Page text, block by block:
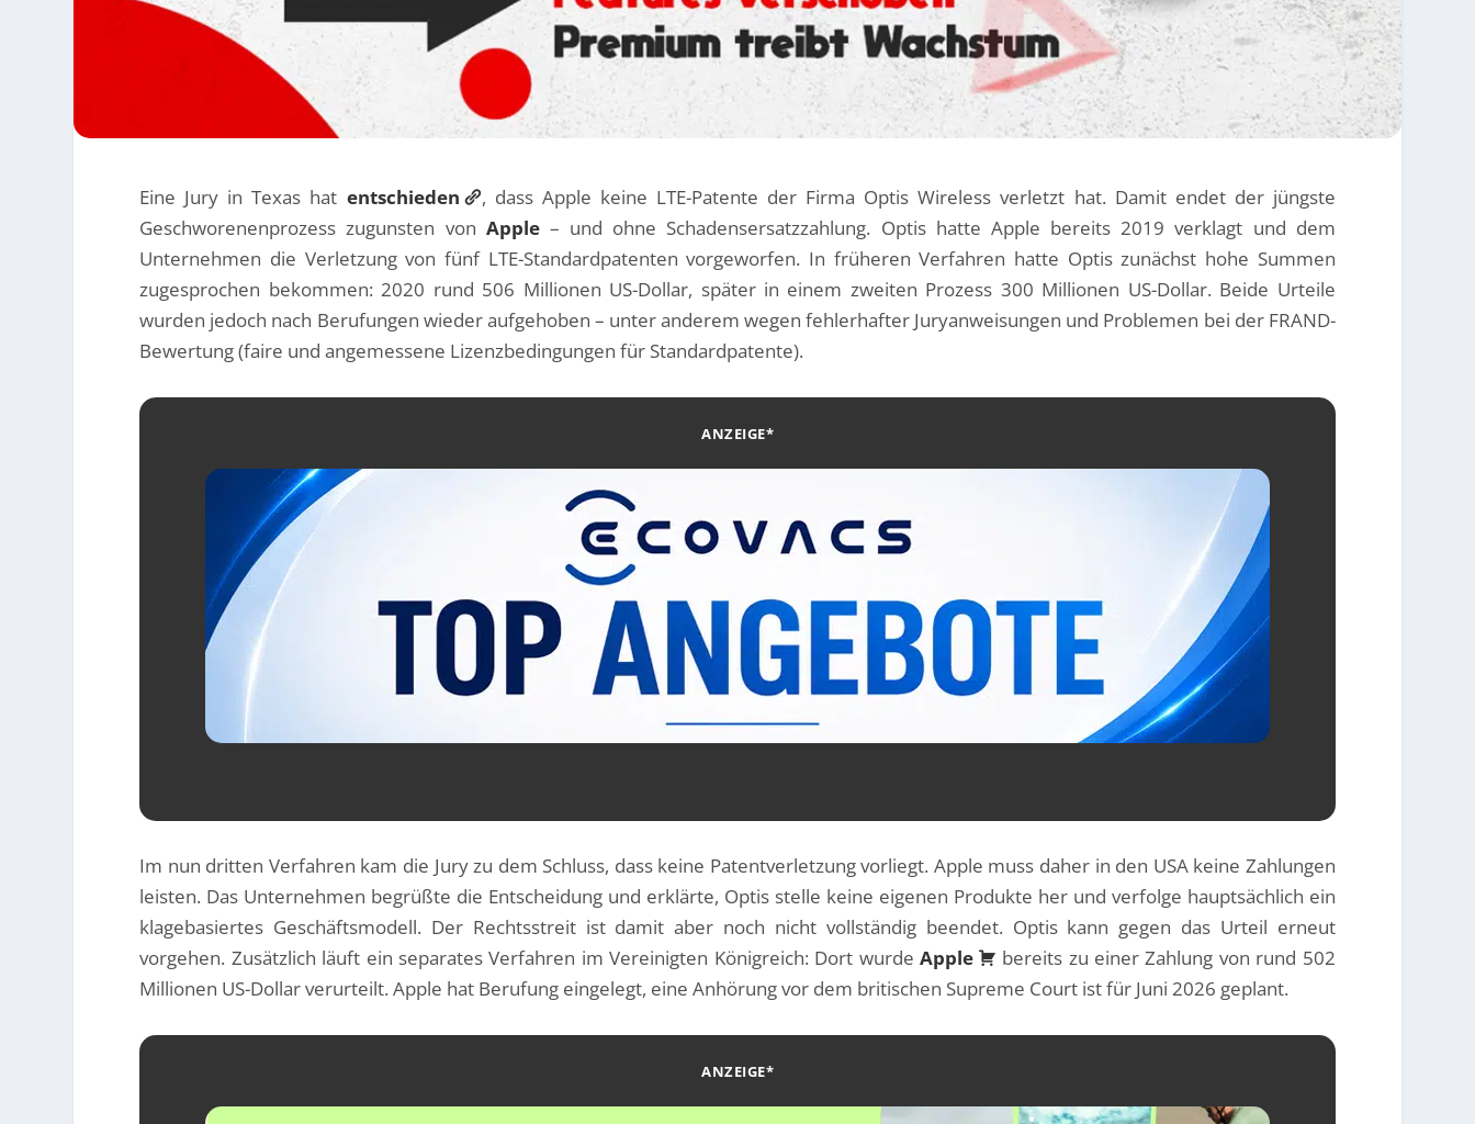
Eine Jury in Texas hat entschieden
, dass Apple keine LTE-Patente der Firma Optis Wireless verletzt hat. Damit endet der jüngste
Geschworenenprozess zugunsten von Apple– und ohne Schadensersatzzahlung. Optis hatte Apple bereits 2019 verklagt und dem
Unternehmen die Verletzung von fünf LTE-Standardpatenten vorgeworfen. In früheren Verfahren hatte Optis zunächst hohe Summen
zugesprochen bekommen: 2020 rund 506 Millionen US-Dollar, später in einem zweiten Prozess 300 Millionen US-Dollar. Beide Urteile
wurden jedoch nach Berufungen wieder aufgehoben – unter anderem wegen fehlerhafter Juryanweisungen und Problemen bei der FRAND-
Bewertung (faire und angemessene Lizenzbedingungen für Standardpatente).
ANZEIGE*
Im nun dritten Verfahren kam die Jury zu dem Schluss, dass keine Patentverletzung vorliegt. Apple muss daher in den USA keine Zahlungen
leisten. Das Unternehmen begrüßte die Entscheidung und erklärte, Optis stelle keine eigenen Produkte her und verfolge hauptsächlich ein
klagebasiertes Geschäftsmodell. Der Rechtsstreit ist damit aber noch nicht vollständig beendet. Optis kann gegen das Urteil erneut
vorgehen. Zusätzlich läuft ein separates Verfahren im Vereinigten Königreich: Dort wurdeApple
bereits zu einer Zahlung von rund 502
Millionen US-Dollar verurteilt. Apple hat Berufung eingelegt, eine Anhörung vor dem britischen Supreme Court ist für Juni 2026 geplant.
ANZEIGE*